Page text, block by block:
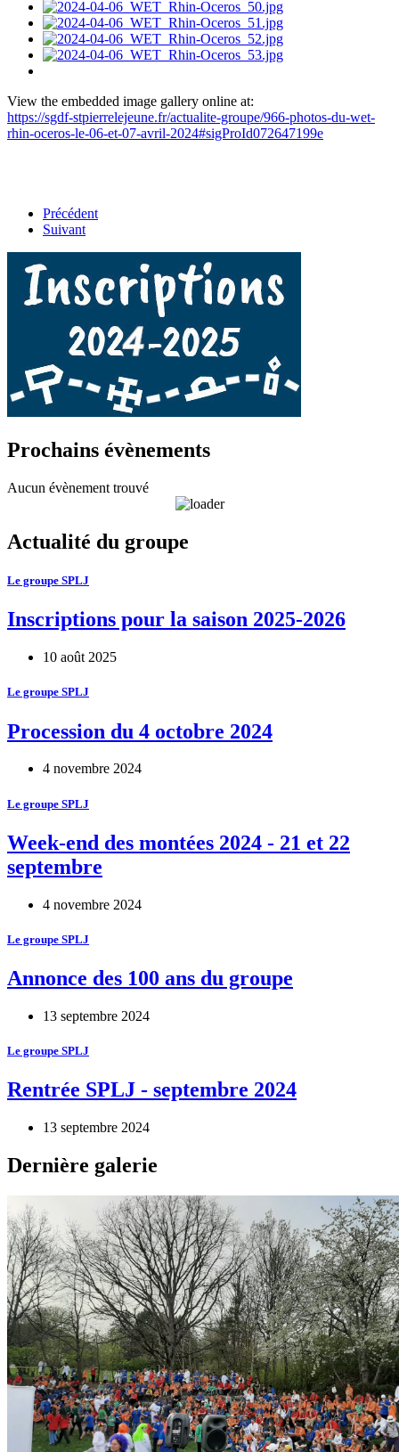
View the embedded image gallery online at:
https://sgdf-stpierrelejeune.fr/actualite-groupe/966-photos-du-wet-
rhin-oceros-le-06-et-07-avril-2024#sigProId072647199e
Précédent
Suivant
Prochains évènements
Aucun évènement trouvé
Actualité du groupe
Le groupe SPLJ
Inscriptions pour la saison 2025-2026
10 août 2025
Le groupe SPLJ
Procession du 4 octobre 2024
4 novembre 2024
Le groupe SPLJ
Week-end des montées 2024 - 21 et 22
septembre
4 novembre 2024
Le groupe SPLJ
Annonce des 100 ans du groupe
13 septembre 2024
Le groupe SPLJ
Rentrée SPLJ - septembre 2024
13 septembre 2024
Dernière galerie